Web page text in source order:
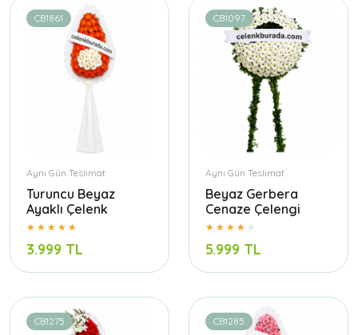
CB1861
Aynı Gün Teslimat
Turuncu Beyaz
Ayaklı Çelenk
3.999 TL
CB1097
Aynı Gün Teslimat
Beyaz Gerbera
Cenaze Çelengi
5.999 TL
CB1275 CB1285